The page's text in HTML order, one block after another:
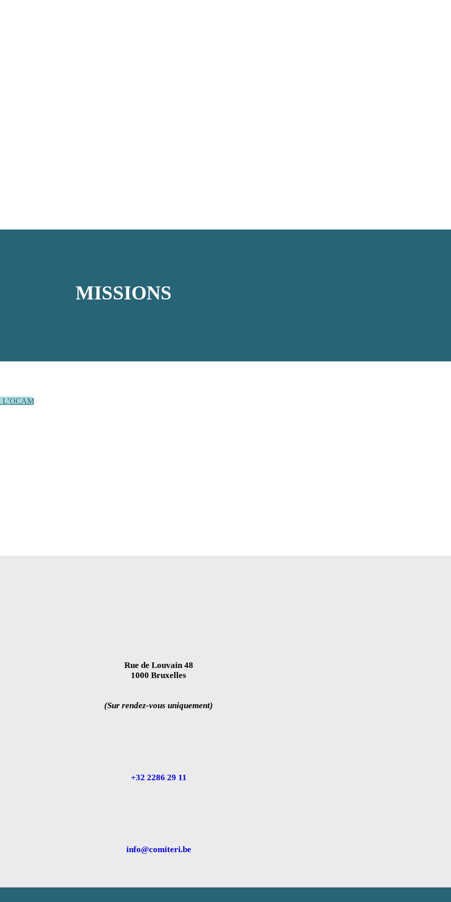
MISSIONS
L’OCAM
Rue de Louvain 48
1000 Bruxelles
(Sur rendez-vous uniquement)
+32 2286 29 11
info@comiteri.be